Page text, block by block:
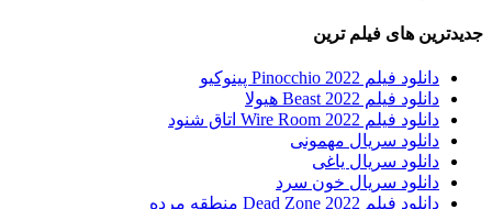
جدیدترین های فیلم ترین
دانلود فیلم Pinocchio 2022 پینوکیو
دانلود فیلم Beast 2022 هیولا
دانلود فیلم Wire Room 2022 اتاق شنود
دانلود سریال مهمونی
دانلود سریال یاغی
دانلود سریال خون سرد
دانلود فیلم 2022 Dead Zone منطقه مرده